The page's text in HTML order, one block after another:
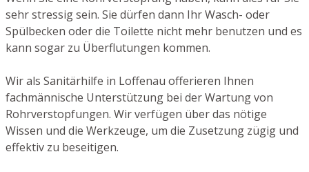
sehr stressig sein. Sie dürfen dann Ihr Wasch- oder
Spülbecken oder die Toilette nicht mehr benutzen und es
kann sogar zu Überflutungen kommen.
Wir als Sanitärhilfe in Loffenau offerieren Ihnen
fachmännische Unterstützung bei der Wartung von
Rohrverstopfungen. Wir verfügen über das nötige
Wissen und die Werkzeuge, um die Zusetzung zügig und
effektiv zu beseitigen.